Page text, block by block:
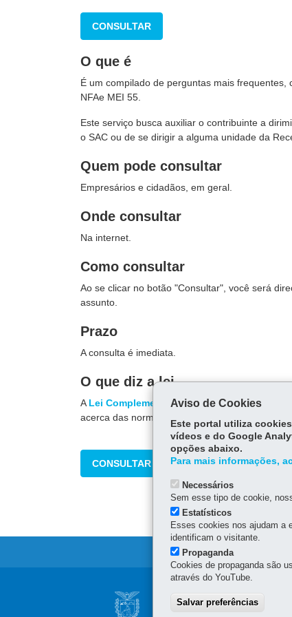
CONSULTAR
O que é
É um compilado de perguntas mais
NFAe MEI 55.
Este serviço busca auxiliar o contribuinte a
o SAC ou de se dirigir a alguma unidade da
Quem pode consultar
Empresários e cidadãos, em geral.
Onde consultar
Na internet.
Como consultar
Ao se clicar no botão "Consultar", você será
assunto.
Prazo
A consulta é imediata.
O que diz a lei
A Lei Complementar nº 107/2005determina
acerca das normas tributárias.
CONSULTAR
Navegação
CONSELHO
Aviso de Cookies
Este portal utiliza
vídeos e do Google
opções abaixo.
Para mais informações,
Necessários
Sem esse tipo de cookie,
Estatísticos
Esses cookies nos ajudam a
identificam o visitante.
Propaganda
Cookies de propaganda são
através do YouTube.
Salvar preferências